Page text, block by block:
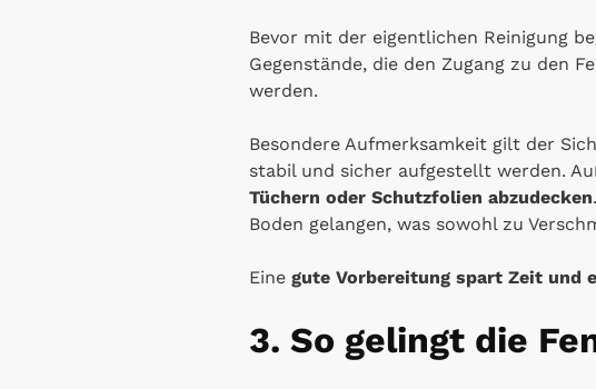
Bevor mit der eigentlichen Reinigung
Gegenstände, die den Zugang zu den
werden.
Besondere Aufmerksamkeit gilt der
stabil und sicher aufgestellt werden.
Tüchern oder Schutzfolien abzudecken
Boden gelangen, was sowohl zu
Eine gute Vorbereitung spart Zeit und
3. So gelingt die